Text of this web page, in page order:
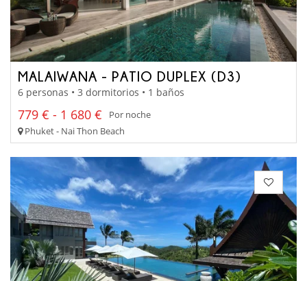
MALAIWANA - PATIO DUPLEX (D3)
6 personas • 3 dormitorios • 1 baños
779 € - 1 680 €
Por noche
Phuket - Nai Thon Beach